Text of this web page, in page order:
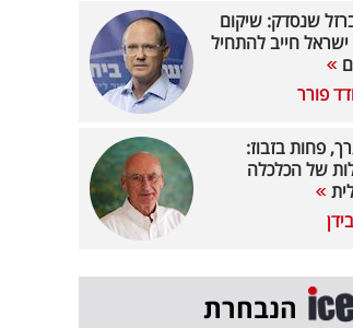
שנסדק: שיקום
ישראל חייב להתחיל
פורר
פחות בזבוז:
של הכלכלה
הנבחרת